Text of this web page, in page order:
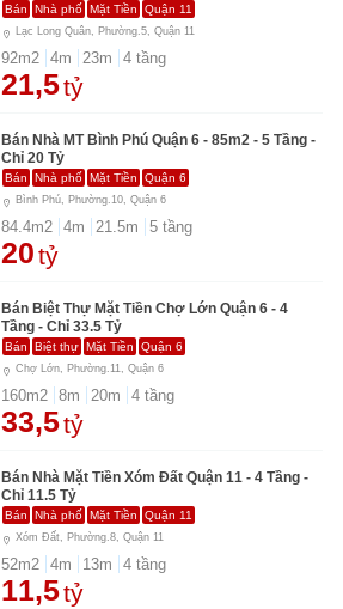
Bán Nhà phố Mặt Tiền Quận 11
Lạc Long Quân, Phường.5, Quận 11
92m2 4m 23m 4 tầng
21,5tỷ
Bán Nhà MT Bình Phú Quận 6 - 85m2 - 5 Tầng -
Chỉ 20 Tỷ
Bán Nhà phố Mặt Tiền Quận 6
Bình Phú, Phường.10, Quận 6
84.4m2 4m 21.5m 5 tầng
20tỷ
Bán Biệt Thự Mặt Tiền Chợ Lớn Quận 6 - 4
Tầng - Chỉ 33.5 Tỷ
Bán Biệt thự Mặt Tiền Quận 6
Chợ Lớn, Phường.11, Quận 6
160m2 8m 20m 4 tầng
33,5tỷ
Bán Nhà Mặt Tiền Xóm Đất Quận 11 - 4 Tầng -
Chỉ 11.5 Tỷ
Bán Nhà phố Mặt Tiền Quận 11
Xóm Đất, Phường.8, Quận 11
52m2 4m 13m 4 tầng
11,5tỷ